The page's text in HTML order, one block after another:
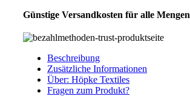
Günstige Versandkosten für alle Mengen
Beschreibung
Zusätzliche Informationen
Über: Höpke Textiles
Fragen zum Produkt?